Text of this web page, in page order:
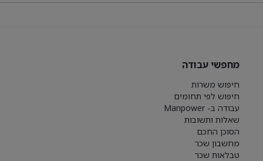
מחפשי עבודה
חיפוש משרות
חיפוש לפי תחומים
עבודה ב- Manpower
שאלות ותשובות
הסוכן החכם
מחשבון שכר
טבלאות שכר